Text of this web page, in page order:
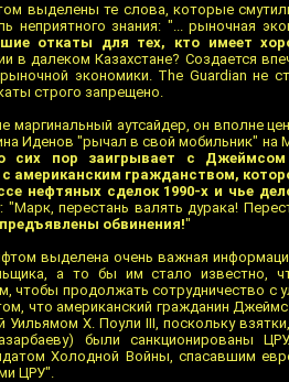
выделены те слова, которые
неприятного знания: "... рыночная
откаты для тех, кто имеет
в далеком Казахстане? Создается
экономики. The Guardian не
строго запрещено.
аутсайдер, он вполне
Иденов "рычал в свой мобильник" на
сих пор заигрывает c
американским гражданством,
нефтяных сделок 1990-х и чье
"Марк, перестань валять дурака!
обвинения!"
выделена очень важная
а то бы им стало известно,
чтобы продолжать сотрудничество
что американский гражданин
Х. Поули III, поскольку
были санкционированы
Холодной Войны, спасавшим
ЦРУ".